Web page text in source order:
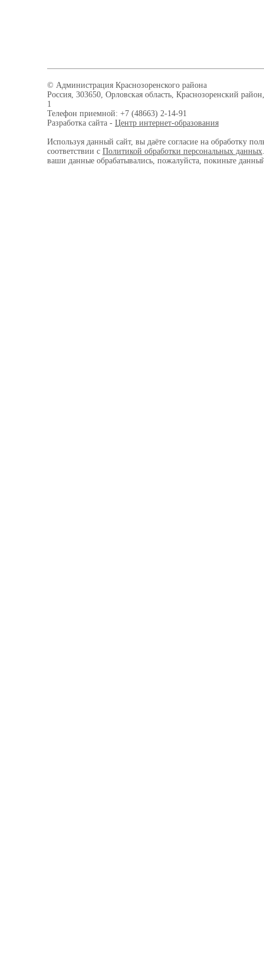
© Администрация Краснозоренского района
Россия, 303650, Орловская область, Краснозоренский
1
Телефон приемной: +7 (48663) 2-14-91
Разработка сайта - Центр интернет-образования
Используя данный сайт, вы даёте согласие на обработку
соответствии с Политикой обработки персональных данных
ваши данные обрабатывались, пожалуйста, покиньте